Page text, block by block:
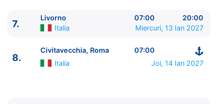
Zi de navigare
0:00 - 0:00
3.
Spania
5.
Marsilia Franta 08:00 - 17:00
6.
Italia
7.
Livorno 07:00
20:00
Italia
Miercuri, 13 Ian 2027
8.
Civitavecchia, Roma
07:00
Italia
Joi, 14 Ian 2027